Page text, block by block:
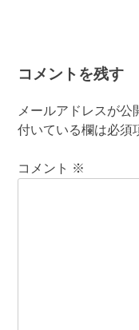
コメントを残す
メールアドレスが公
付いている欄は必須
コメント ※